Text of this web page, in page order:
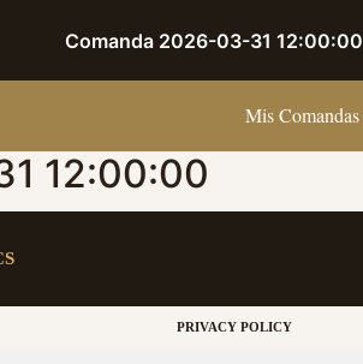
Comanda 2026-03-31 12:00:00
Mis Comandas
12:00:00
PRIVACY POLICY